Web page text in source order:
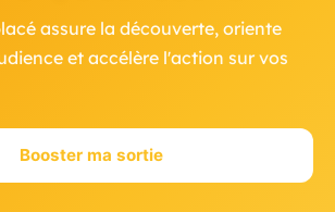
assure la découverte, oriente
et accélère l'action sur vos
Booster ma sortie